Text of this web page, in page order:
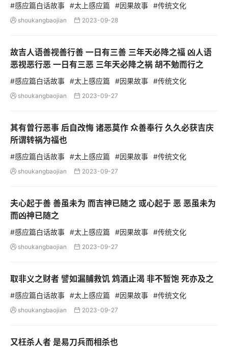
#感应篇白话故事 #太上感应篇 #因果故事 #传统文化
 shoukangbaojian  2023-09-28
故吉人语善视善行善 一日有三善 三年天必降之福 凶人语
恶视恶行恶 一日有三恶 三年天必降之祸 胡不勉而行之
#感应篇白话故事 #太上感应篇 #因果故事 #传统文化
 shoukangbaojian  2023-09-27
其有曾行恶事 后自改悔 诸恶莫作 众善奉行 久久必获吉庆
所谓转祸为福也
#感应篇白话故事 #太上感应篇 #因果故事 #传统文化
 shoukangbaojian  2023-09-27
夫心起于善 善虽未为 而吉神已随之 或心起于 恶 恶虽未为
而凶神已随之
#感应篇白话故事 #太上感应篇 #因果故事 #传统文化
 shoukangbaojian  2023-09-27
取非义之财者 譬如漏脯救饥 鸩酒止渴 非不暂饱 死亦及之
#感应篇白话故事 #太上感应篇 #因果故事 #传统文化
 shoukangbaojian  2023-09-27
又枉杀人者 是易刀兵而相杀也